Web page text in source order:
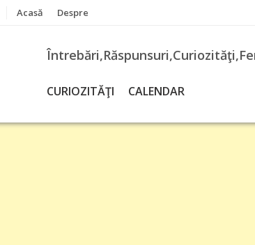
Acasă Despre
CURIOZITĂŢI CALENDAR